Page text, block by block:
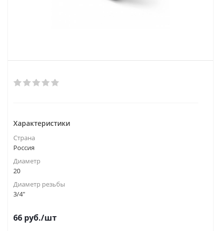
Характеристики
Страна
Россия
Диаметр
20
Диаметр резьбы
3/4"
66 руб./шт